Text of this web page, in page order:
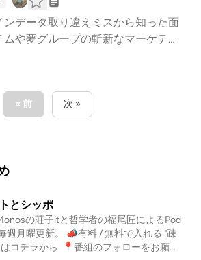
英語。ものすごく早く船を
3乗の法則は多分知らなった人。
ホイットニーR-4360(wikipedi
ヒルの子（Ugly Duckling）」とい
ード・ヒューズ(wikipedia) 最近は
回アカデミー賞で5部門を受賞し
スターク(ピクシブ百科事典) アイア
乗3乗の法則(wikipedia) 昆虫が強
コデイン(wikipedia) アヘンから単
まり麻薬である。地面効果(wikiped
トで水面スレスレで頑張っている
データ取り違えミスから知った面
や夢グループの斬新なマーケティ
後、最初は笑えるけど徐々に怖く
冒頭PTPシートとは(株式会
包装でよく使用される、プラスチ
アルミ箔を破り、薬が取り出せるシ
などのためバーコードがついてい
する薬局業務の新たなリスク(Pha
用させていただきありがとうござ
ロ子(クカメディカル) ハンディター
ドを読み取り医薬品の取り間違いを
« 前 次 »
とシッポ
の荘子itと哲学者の福尾匠によるPod
ら ⁠ 📍番組のフォローをお願い